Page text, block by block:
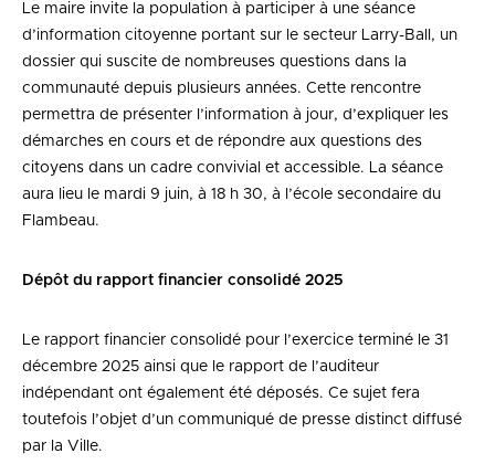
Le maire invite la population à participer à une séance
d’information citoyenne portant sur le secteur Larry-Ball, un
dossier qui suscite de nombreuses questions dans la
communauté depuis plusieurs années. Cette rencontre
permettra de présenter l’information à jour, d’expliquer les
démarches en cours et de répondre aux questions des
citoyens dans un cadre convivial et accessible. La séance
aura lieu le mardi 9 juin, à 18 h 30, à l’école secondaire du
Flambeau.
Dépôt du rapport financier consolidé 2025
Le rapport financier consolidé pour l’exercice terminé le 31
décembre 2025 ainsi que le rapport de l’auditeur
indépendant ont également été déposés. Ce sujet fera
toutefois l’objet d’un communiqué de presse distinct diffusé
par la Ville.